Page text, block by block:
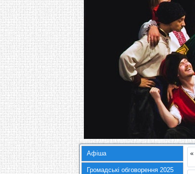
Афіша
Громадські обговорення 2025
«